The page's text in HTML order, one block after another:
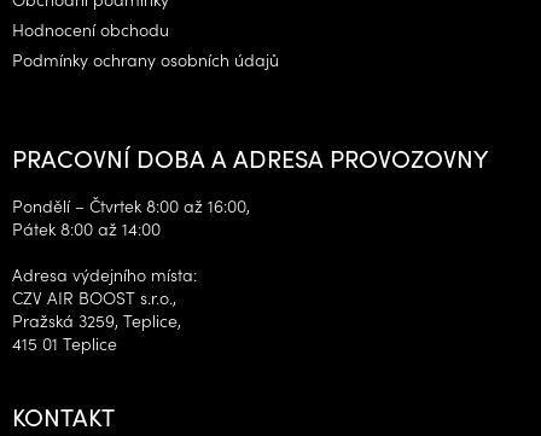
Hodnocení obchodu
Podmínky ochrany osobních údajů
PRACOVNÍ DOBA A ADRESA PROVOZOVNY
Pondělí – Čtvrtek 8:00 až 16:00,
Pátek 8:00 až 14:00
Adresa výdejního místa:
CZV AIR BOOST s.r.o.,
Pražská 3259, Teplice,
415 01 Teplice
KONTAKT